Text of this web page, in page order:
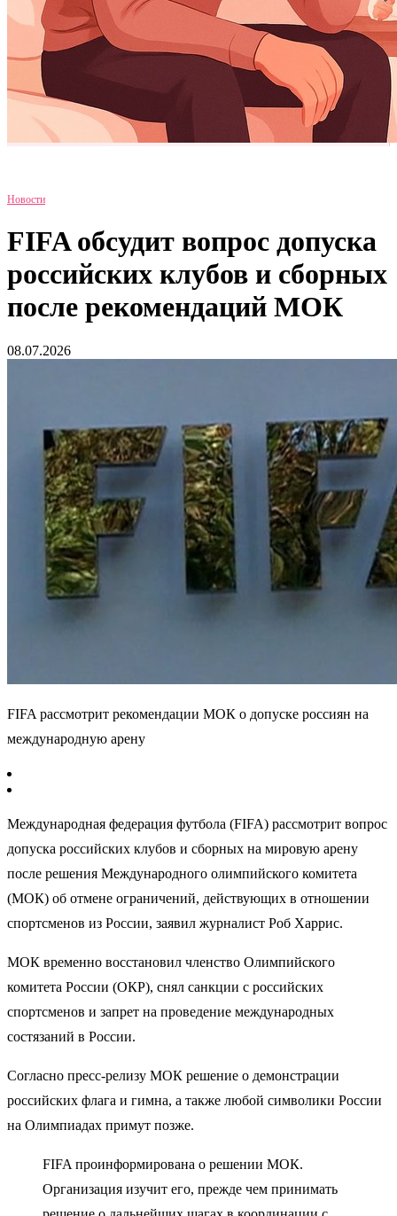
Новости
FIFA обсудит вопрос допуска
российских клубов и сборных
после рекомендаций МОК
08.07.2026
FIFA рассмотрит рекомендации МОК о допуске россиян на
международную арену
Международная федерация футбола (FIFA) рассмотрит вопрос
допуска российских клубов и сборных на мировую арену
после решения Международного олимпийского комитета
(МОК) об отмене ограничений, действующих в отношении
спортсменов из России, заявил журналист Роб Харрис.
МОК временно восстановил членство Олимпийского
комитета России (ОКР), снял санкции с российских
спортсменов и запрет на проведение международных
состязаний в России.
Согласно пресс-релизу МОК решение о демонстрации
российских флага и гимна, а также любой символики России
на Олимпиадах примут позже.
FIFA проинформирована о решении МОК.
Организация изучит его, прежде чем принимать